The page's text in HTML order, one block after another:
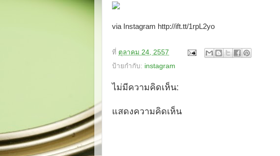
via Instagram http://ift.tt/1rpL2yo
ที่ ตุลาคม 24, 2557
ป้ายกำกับ: instagram
ไม่มีความคิดเห็น:
แสดงความคิดเห็น